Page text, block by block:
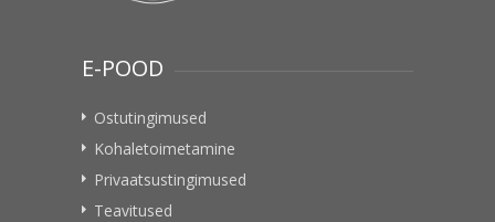
E-POOD
Ostutingimused
Kohaletoimetamine
Privaatsustingimused
Teavitused